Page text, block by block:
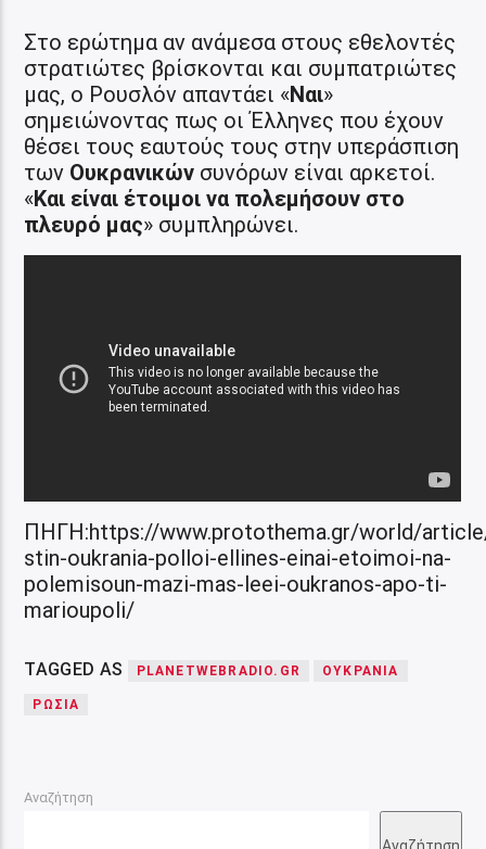
Στο ερώτημα αν ανάμεσα στους εθελοντές
στρατιώτες βρίσκονται και συμπατριώτες
μας, ο Ρουσλόν απαντάει «Ναι»
σημειώνοντας πως οι Έλληνες που έχουν
θέσει τους εαυτούς τους στην υπεράσπιση
των Ουκρανικών συνόρων είναι αρκετοί.
«Και είναι έτοιμοι να πολεμήσουν στο
πλευρό μας» συμπληρώνει.
ΠΗΓΗ:https://www.protothema.gr/world/
stin-oukrania-polloi-ellines-einai-etoimoi-na-
polemisoun-mazi-mas-leei-oukranos-apo-ti-
marioupoli/
TAGGED AS PLANETWEBRADIO.GR ΟΥΚΡΑΝΙΑ
ΡΩΣΙΑ
Αναζήτηση
Αναζήτηση